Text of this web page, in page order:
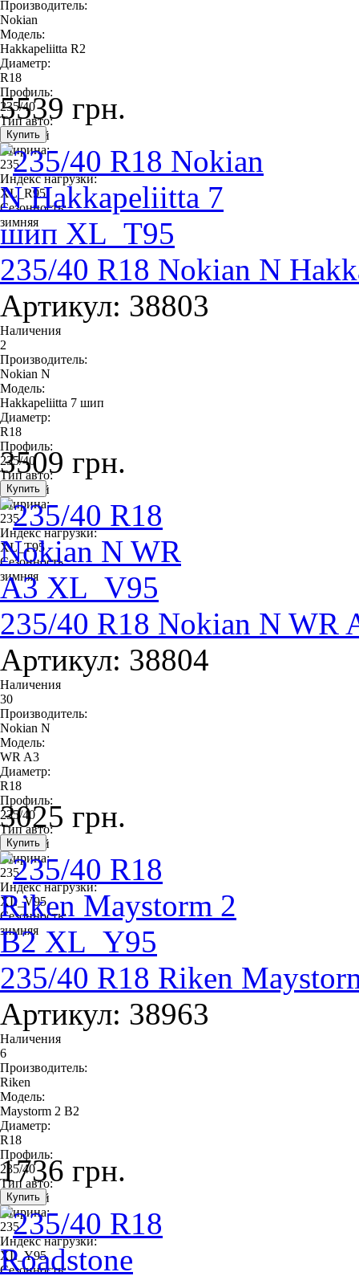
Производитель:
Nokian
Модель:
Hakkapeliitta R2
Диаметр:
R18
Профиль:
235/40
Тип авто:
легковой
Ширина:
235
Индекс нагрузки:
XL_R95
Сезонность:
зимняя
5539 грн.
235/40 R18 Nokian N
Артикул: 38803
Наличения
2
Производитель:
Nokian N
Модель:
Hakkapeliitta 7 шип
Диаметр:
R18
Профиль:
235/40
Тип авто:
легковой
Ширина:
235
Индекс нагрузки:
XL_T95
Сезонность:
зимняя
3509 грн.
235/40 R18 Nokian N WR
Артикул: 38804
Наличения
30
Производитель:
Nokian N
Модель:
WR A3
Диаметр:
R18
Профиль:
235/40
Тип авто:
легковой
Ширина:
235
Индекс нагрузки:
XL_V95
Сезонность:
зимняя
3025 грн.
235/40 R18 Riken
Артикул: 38963
Наличения
6
Производитель:
Riken
Модель:
Maystorm 2 B2
Диаметр:
R18
Профиль:
235/40
Тип авто:
легковой
Ширина:
235
Индекс нагрузки:
XL_Y95
Сезонность:
1736 грн.